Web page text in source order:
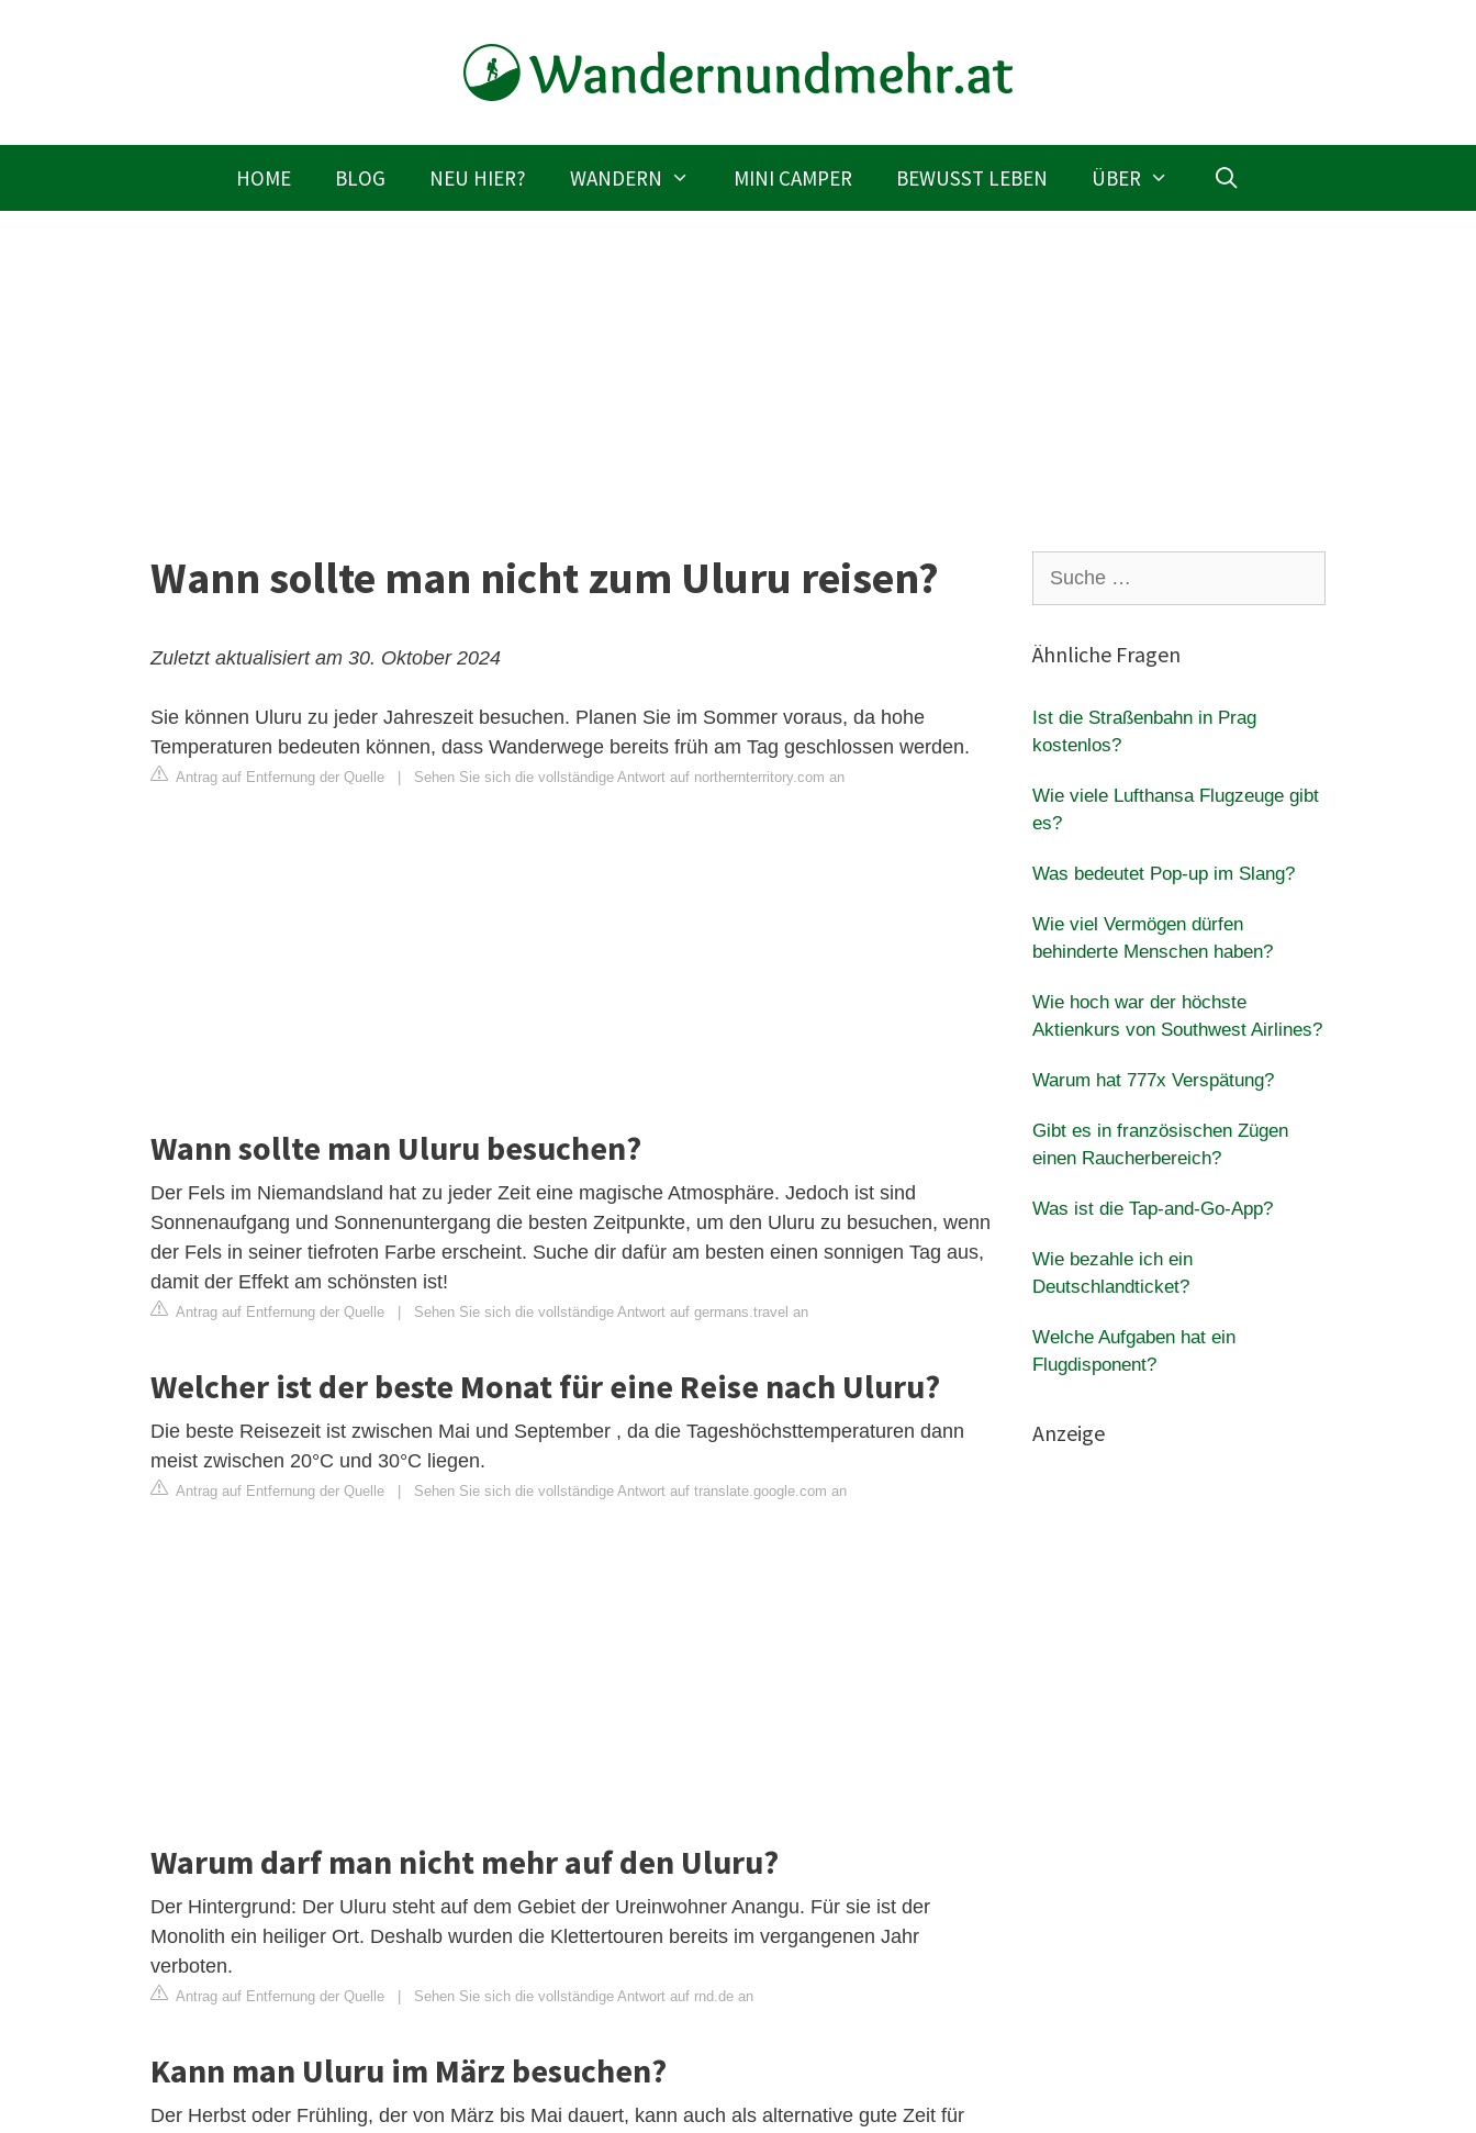
HOME BLOG NEU HIER? WANDERN MINI CAMPER BEWUSST LEBEN ÜBER
Wann sollte man nicht zum Uluru reisen?
Zuletzt aktualisiert am 30. Oktober 2024
Sie können Uluru zu jeder Jahreszeit besuchen. Planen Sie im Sommer voraus, da hohe
Temperaturen bedeuten können, dass Wanderwege bereits früh am Tag geschlossen werden.
Antrag auf Entfernung der Quelle Sehen Sie sich die vollständige Antwort auf northernterritory.com an
Wann sollte man Uluru besuchen?
Der Fels im Niemandsland hat zu jeder Zeit eine magische Atmosphäre. Jedoch ist sind
Sonnenaufgang und Sonnenuntergang die besten Zeitpunkte, um den Uluru zu besuchen, wenn
der Fels in seiner tiefroten Farbe erscheint. Suche dir dafür am besten einen sonnigen Tag aus,
damit der Effekt am schönsten ist!
Antrag auf Entfernung der Quelle Sehen Sie sich die vollständige Antwort auf germans.travel an
Welcher ist der beste Monat für eine Reise nach Uluru?
Die beste Reisezeit ist zwischen Mai und September , da die Tageshöchsttemperaturen dann
meist zwischen 20°C und 30°C liegen.
Antrag auf Entfernung der Quelle Sehen Sie sich die vollständige Antwort auf translate.google.com an
Warum darf man nicht mehr auf den Uluru?
Der Hintergrund: Der Uluru steht auf dem Gebiet der Ureinwohner Anangu. Für sie ist der
Monolith ein heiliger Ort. Deshalb wurden die Klettertouren bereits im vergangenen Jahr
verboten.
Antrag auf Entfernung der Quelle Sehen Sie sich die vollständige Antwort auf rnd.de an
Kann man Uluru im März besuchen?
Der Herbst oder Frühling, der von März bis Mai dauert, kann auch als alternative gute Zeit für
nach:
Ähnliche Fragen
Ist die Straßenbahn in Prag
kostenlos?
Wie viele Lufthansa Flugzeuge gibt
es?
Was bedeutet Pop-up im Slang?
Wie viel Vermögen dürfen
behinderte Menschen haben?
Wie hoch war der höchste
Aktienkurs von Southwest Airlines?
Warum hat 777x Verspätung?
Gibt es in französischen Zügen
einen Raucherbereich?
Was ist die Tap-and-Go-App?
Wie bezahle ich ein
Deutschlandticket?
Welche Aufgaben hat ein
Flugdisponent?
Anzeige